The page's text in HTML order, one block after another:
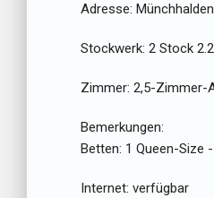
Adresse:
Stockwerk: 2 Stock
Zimmer: 2,5-Zimmer-
Bemerkungen:
Betten: 1 Queen-Size
Internet: verfügbar